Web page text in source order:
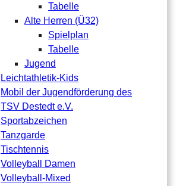
Tabelle
Alte Herren (Ü32)
Spielplan
Tabelle
Jugend
Leichtathletik-Kids
Mobil der Jugendförderung des
TSV Destedt e.V.
Sportabzeichen
Tanzgarde
Tischtennis
Volleyball Damen
Volleyball-Mixed